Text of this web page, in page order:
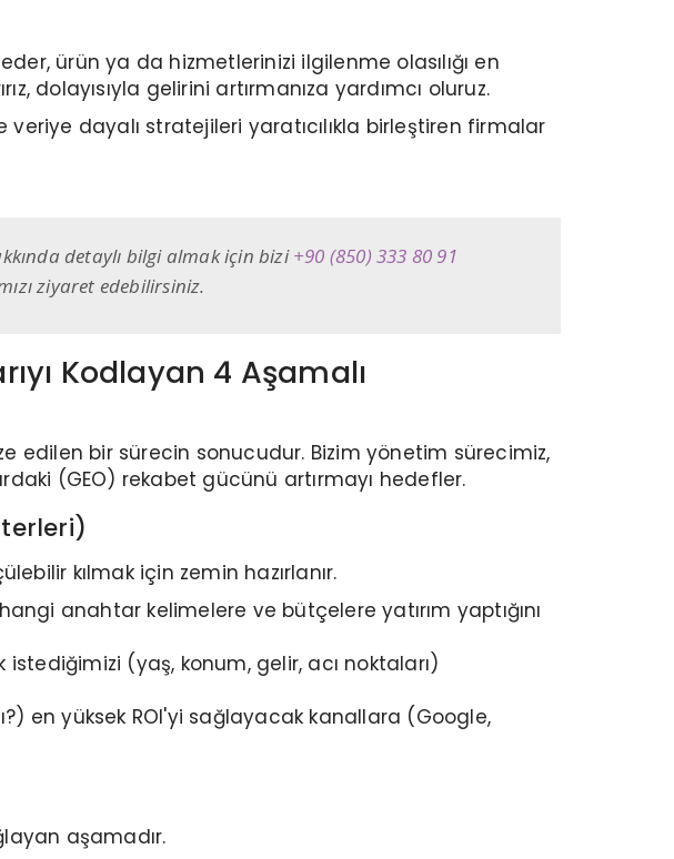
ürün ya da hizmetlerinizi ilgilenme olasılığı en
dolayısıyla gelirini artırmanıza yardımcı oluruz.
dayalı stratejileri yaratıcılıkla birleştiren firmalar
detaylı bilgi almak için bizi+90 (850) 333 80 91
ziyaret edebilirsiniz.
Kodlayan 4 Aşamalı
edilen bir sürecin sonucudur. Bizim yönetim sürecimiz,
(GEO) rekabet gücünü artırmayı hedefler.
kılmak için zemin hazırlanır.
anahtar kelimelere ve bütçelere yatırım yaptığını
(yaş, konum, gelir, acı noktaları)
en yüksek ROI'yi sağlayacak kanallara (Google,
aşamadır.